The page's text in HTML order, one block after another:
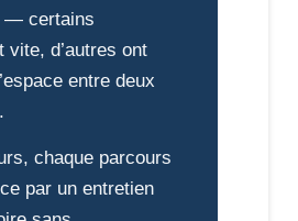
— certains
vite, d’autres ont
entre deux
chaque parcours
par un entretien